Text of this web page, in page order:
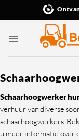
Schaarhoogwerker
verhuur van diverse
schaarhoogwerkers.
u meer informatie over